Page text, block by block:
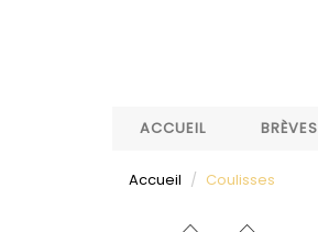
ACCUEIL
BRÈVES
Accueil Coulisses